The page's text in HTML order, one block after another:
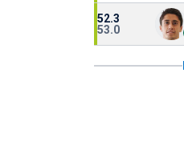
52.3
53.0